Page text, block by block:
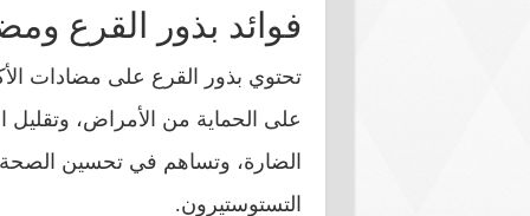
فوائد بذور القرع
على الحماية من الأمراض، وتقليل
الضارة، وتساهم في تحسين
التستوستيرون.